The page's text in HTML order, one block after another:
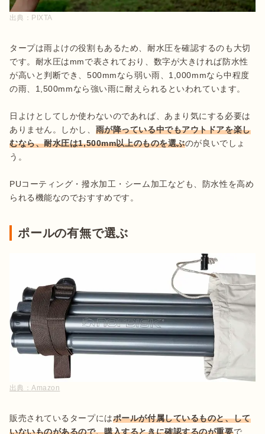
出典： PIXTA
タープは雨よけの役割もあるため、耐水圧を確認するのも大切
です。耐水圧はmmで表されており、数字が大きければ防水性
が高いと判断でき、500mmなら弱い雨、1,000mmなら中程度
の雨、1,500mmなら強い雨に耐えられるといわれています。
日よけとしてしか使わないのであれば、あまり気にする必要は
ありません。しかし、 雨が降っている中でもアウトドアを楽し
むなら、耐水圧は1,500mm以上のものを選ぶのが良いでしょ
う。
PUコーティング・撥水加工・シーム加工なども、防水性を高め
られる機能なのでおすすめです。
ポールの有無で選ぶ
出典：Amazon
販売されているタープにはポールが付属しているものと、して
いないものがあるので、購入するときに確認するのが重要で